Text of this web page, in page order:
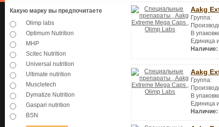
Какую марку вы предпочитаете
Olimp labs
Optimum Nutrition
MHP
Scitec Nutrition
Universal nutrition
Ultimate nutrition
Muscletech
Dymatize Nutrition
Gaspari nutrition
BSN
Aakg
Группа:
В
Единица
Наличие:
Aakg
Группа:
В
Единица
Наличие: